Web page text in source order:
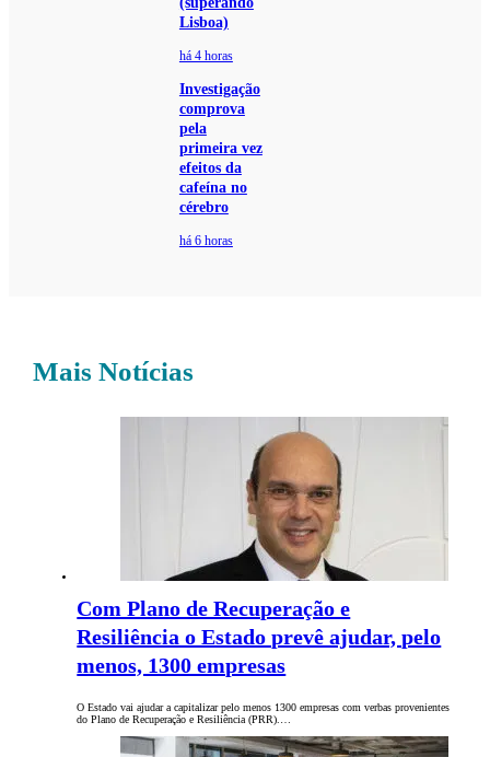
Lisboa)
há 4 horas
Investigação
comprova
pela
primeira vez
efeitos da
cafeína no
cérebro
há 6 horas
Mais Notícias
Com Plano de Recuperação e
Resiliência o Estado prevê ajudar, pelo
menos, 1300 empresas
O Estado vai ajudar a capitalizar pelo menos 1300 empresas com verbas provenientes
do Plano de Recuperação e Resiliência (PRR).…